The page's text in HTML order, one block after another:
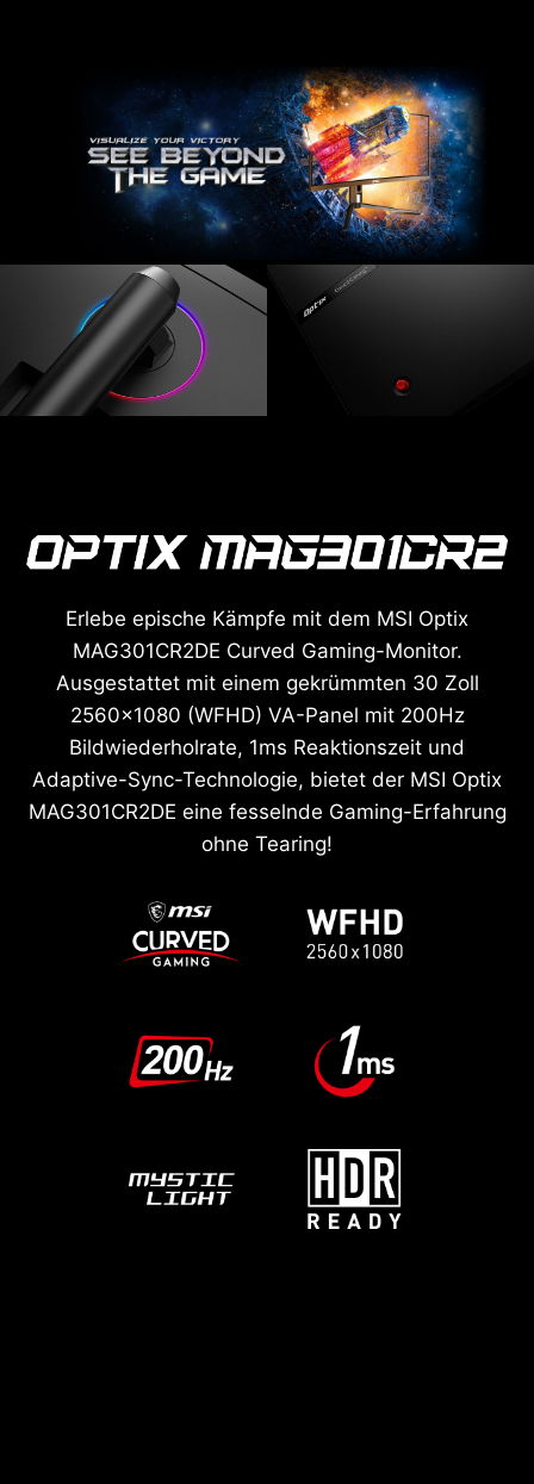
Erlebe epische Kämpfe mit dem MSI Optix
MAG301CR2DE Curved Gaming-Monitor.
Ausgestattet mit einem gekrümmten 30 Zoll
2560x1080 (WFHD) VA-Panel mit 200Hz
Bildwiederholrate, 1ms Reaktionszeit und
Adaptive-Sync-Technologie, bietet der MSI Optix
MAG301CR2DE eine fesselnde Gaming-Erfahrung
ohne Tearing!